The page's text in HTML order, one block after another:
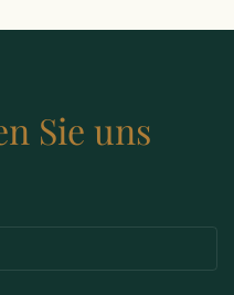
Sie uns